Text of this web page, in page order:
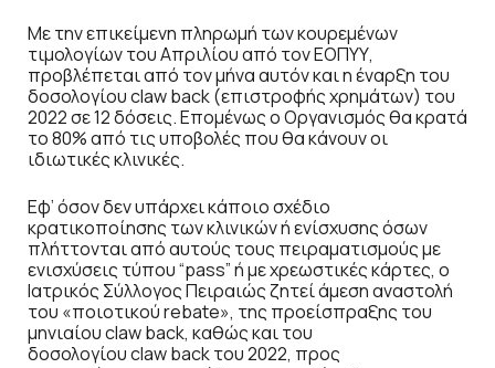
Με την επικείμενη πληρωμή των κουρεμένων
τιμολογίων του Απριλίου από τον ΕΟΠΥΥ,
προβλέπεται από τον μήνα αυτόν και η έναρξη του
δοσολογίουclawback(επιστροφής χρημάτων) του
2022 σε 12 δόσεις. Επομένως ο Οργανισμός θα κρατά
το 80% από τις υποβολές που θα κάνουν οι
ιδιωτικές κλινικές.
Εφ’ όσον δεν υπάρχει κάποιο σχέδιο
κρατικοποίησης των κλινικών ή ενίσχυσης όσων
πλήττονται από αυτούς τους πειραματισμούς με
ενισχύσεις τύπου “pass” ή με χρεωστικές κάρτες, ο
Ιατρικός Σύλλογος Πειραιώς ζητεί άμεση αναστολή
του «ποιοτικούrebate», της προείσπραξης του
μηνιαίουclawback, καθώς και του
δοσολογίουclawbackτου 2022, προς